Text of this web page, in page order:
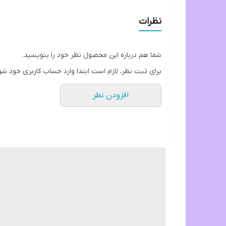
دوز مصرفی: در ازای ۱۰۰ لیتر ۲۰ میلی لیتر در هفته
نظرات
شما هم درباره این محصول نظر خود را بنویسید.
برای ثبت نظر، لازم است ابتدا وارد حساب کاربری خود
افزودن نظر